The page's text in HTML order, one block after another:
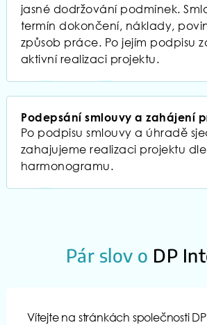
jasné dodržování podmínek.
termín dokončení, náklady,
způsob práce. Po jejím podpisu
aktivní realizaci projektu.
04
Podepsání smlouvy a zahájení
Po podpisu smlouvy a úhradě
zahajujeme realizaci projektu
harmonogramu.
05
Pár slov o DP
Vítejte na stránkách společnosti